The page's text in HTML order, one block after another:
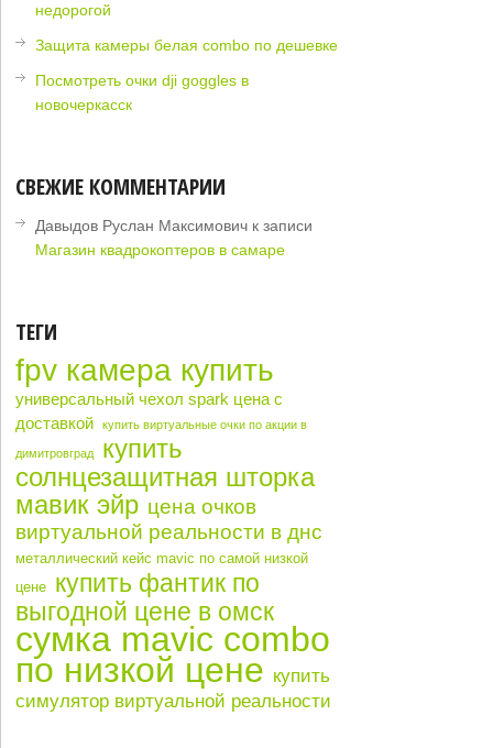
недорогой
Защита камеры белая combo по дешевке
Посмотреть очки dji goggles в
новочеркасск
СВЕЖИЕ КОММЕНТАРИИ
Давыдов Руслан Максимович к записи
Магазин квадрокоптеров в самаре
ТЕГИ
fpv камера купить
универсальный чехол spark цена с
доставкой
купить виртуальные очки по акции в
димитровград
купить
солнцезащитная шторка
мавик эйр цена очков
виртуальной реальности в днс
металлический кейс mavic по самой низкой
цене купить фантик по
выгодной цене в омск
сумка mavic combo
по низкой цене купить
симулятор виртуальной реальности